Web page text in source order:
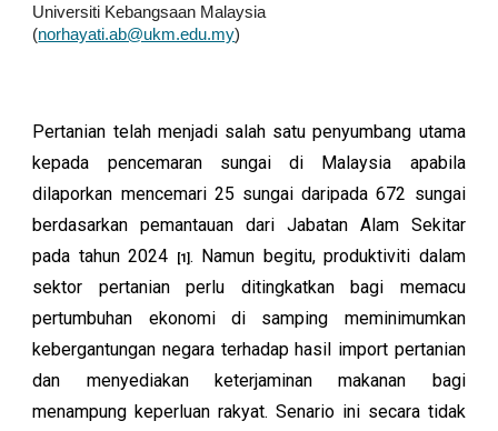
Universiti Kebangsaan Malaysia
(norhayati.ab@ukm.edu.my)
Pertanian telah menjadi salah satu penyumbang utama
kepada pencemaran sungai di Malaysia apabila
dilaporkan mencemari 25 sungai daripada 672 sungai
berdasarkan pemantauan dari Jabatan Alam Sekitar
pada tahun 2024
[1]. Namun begitu, produktiviti dalam
sektor pertanian perlu ditingkatkan bagi memacu
pertumbuhan ekonomi di samping meminimumkan
kebergantungan negara terhadap hasil import pertanian
dan menyediakan keterjaminan makanan bagi
menampung keperluan rakyat. Senario ini secara tidak